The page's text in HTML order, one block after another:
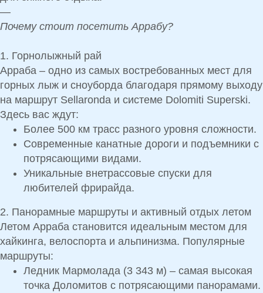
—
Почему стоит посетить Аррабу?
1. Горнолыжный рай
Арраба – одно из самых востребованных мест для
горных лыж и сноуборда благодаря прямому выходу
на маршрут Sellaronda и системе Dolomiti Superski.
Здесь вас ждут:
Более 500 км трасс разного уровня сложности.
Современные канатные дороги и подъемники с
потрясающими видами.
Уникальные внетрассовые спуски для
любителей фрирайда.
2. Панорамные маршруты и активный отдых летом
Летом Арраба становится идеальным местом для
хайкинга, велоспорта и альпинизма. Популярные
маршруты:
Ледник Мармолада (3 343 м) – самая высокая
точка Доломитов с потрясающими панорамами.